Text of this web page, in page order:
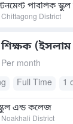
পাবলিক
Chittagong District
(ইসলাম
Per month
Full Time 1
এন্ড কলেজ
Noakhali District